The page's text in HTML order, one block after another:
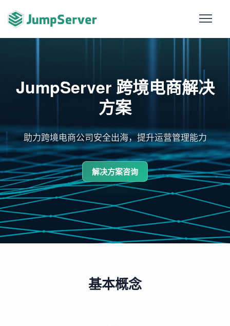
JumpServer 跨境电商解决
方案
助力跨境电商公司安全出海，提升运营管理能力
解决方案咨询
基本概念